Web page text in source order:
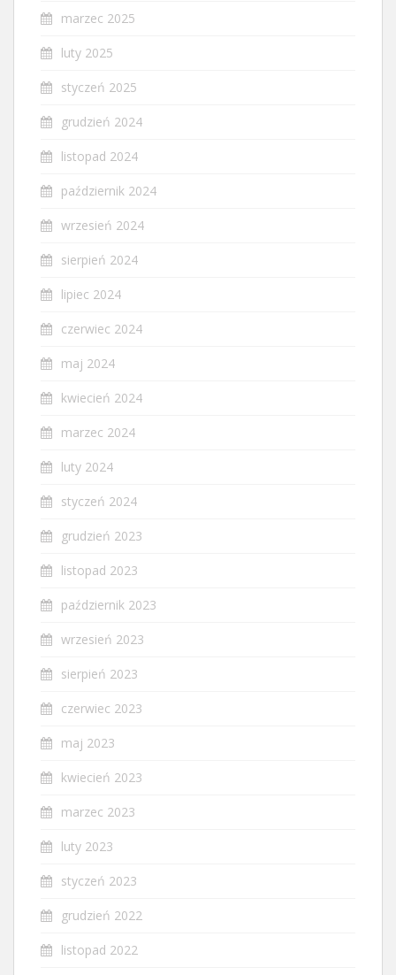
marzec 2025
luty 2025
styczeń 2025
grudzień 2024
listopad 2024
październik 2024
wrzesień 2024
sierpień 2024
lipiec 2024
czerwiec 2024
maj 2024
kwiecień 2024
marzec 2024
luty 2024
styczeń 2024
grudzień 2023
listopad 2023
październik 2023
wrzesień 2023
sierpień 2023
czerwiec 2023
maj 2023
kwiecień 2023
marzec 2023
luty 2023
styczeń 2023
grudzień 2022
listopad 2022